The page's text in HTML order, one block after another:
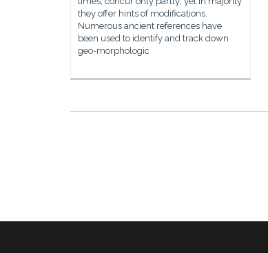
they offer hints of modifications.
Numerous ancient references have
been used to identify and track down
geo-morphologic